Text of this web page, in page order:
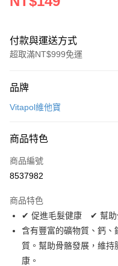
付款與運送方式
超取滿NT$999免運
信用卡一次付款
3 期 0 利率 每期
合作金庫商業銀行
上海商業儲蓄銀行
臺灣中小企業銀行
匯豐（台灣）商業銀行
聯邦商業銀行
元大商業銀行
玉山商業銀行
超商取貨付款
LINE Pay
Apple Pay
街口支付
悠遊付
品牌
Vitapol維他寶
商品特色
商品編號
8537982
商品特色
✔ 促進毛髮健康 ✔ 幫
含有豐富的礦物質、鈣、
質。幫助骨骼發展，維
康。